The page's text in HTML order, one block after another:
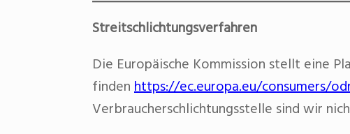
Streitschlichtungsverfahren
Die Europäische Kommission stellt eine
findenhttps://ec.europa.eu/consumers/
Verbraucherschlichtungsstelle sind wir